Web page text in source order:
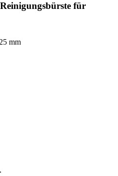
für
mm